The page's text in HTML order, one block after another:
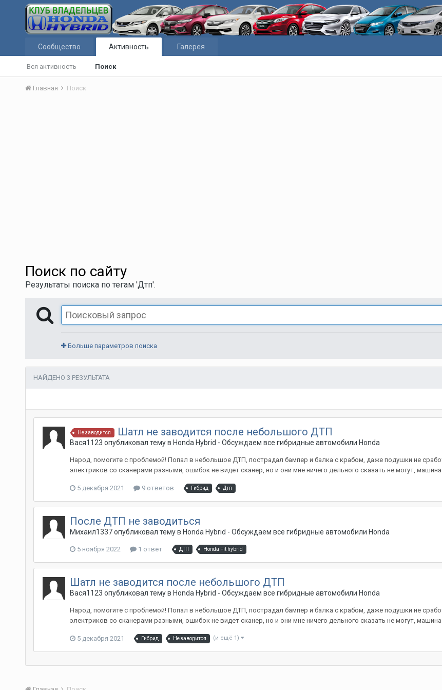
Сообщество Активность
Вся активность Поиск
Галерея
Главная Поиск
Поиск по сайту
Результаты поиска по тегам 'Дтп'.
Больше параметров поиска
НАЙДЕНО 3 РЕЗУЛЬТАТА
Не заводится Шатл не заводится после небольшого ДТП
Вася1123 опубликовал тему в Honda Hybrid - Обсуждаем все гибридные автомобили Honda
Народ, помогите с проблемой! Попал в небольшое ДТП, пострадал бампер и балка с крабом, даже подушки не
электриков со сканерами разными, ошибок не видет сканер, но и они мне ничего дельного сказать не могут,
5 декабря 2021 9 ответов Гибрид Дтп
После ДТП не заводиться
Михаил1337опубликовал тему в Honda Hybrid - Обсуждаем все гибридные автомобили Honda
5 ноября 2022 1 ответ ДТП Honda Fit hybrid
Шатл не заводится после небольшого ДТП
Вася1123 опубликовал тему в Honda Hybrid - Обсуждаем все гибридные автомобили Honda
Народ, помогите с проблемой! Попал в небольшое ДТП, пострадал бампер и балка с крабом, даже подушки не
электриков со сканерами разными, ошибок не видет сканер, но и они мне ничего дельного сказать не могут,
5 декабря 2021 Гибрид Не заводится (и ещё 1)